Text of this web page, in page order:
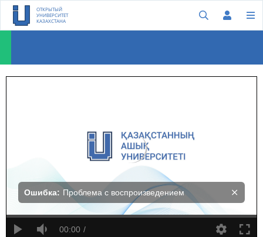
ОТКРЫТЫЙ
УНИВЕРСИТЕТ
КАЗАХСТАНА
Ошибка: Проблема с воспроизведением
00:00